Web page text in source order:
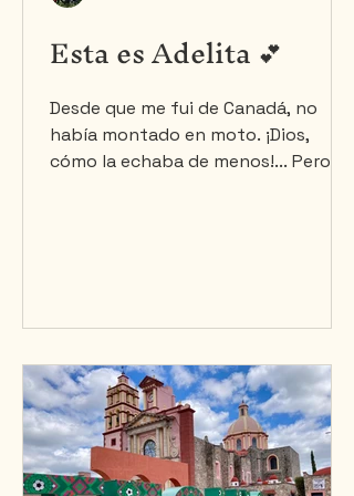
Esta es Adelita 💕
Desde que me fui de Canadá, no
había montado en moto. ¡Dios,
cómo la echaba de menos!... Pero lo
otra moto. Una preciosa V-Strom
650 llegó a mi vida. Tiene todo lo
que necesito para llevarme adonde
quiera ir mi corazón (y mi tanque).
La compré hace seis se